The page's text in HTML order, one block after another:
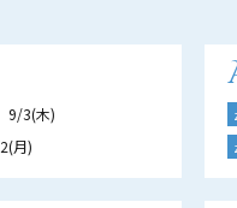
9/3(木)
月)